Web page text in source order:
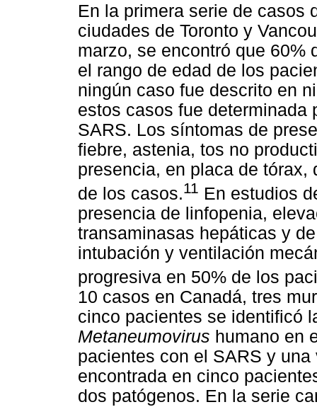
En la primera serie de casos
ciudades de Toronto y
marzo, se encontró que 60%
el rango de edad de los
ningún caso fue descrito en
estos casos fue determinada
SARS. Los síntomas de
fiebre, astenia, tos no
presencia, en placa de
de los casos.11 En estudios
presencia de linfopenia,
transaminasas hepáticas y
intubación y ventilación
progresiva en 50% de los
10 casos en Canadá, tres
cinco pacientes se identificó
Metaneumovirus humano en
pacientes con el SARS y
encontrada en cinco
dos patógenos. En la serie